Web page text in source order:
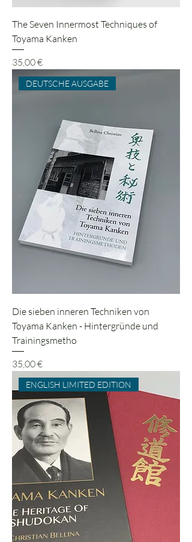
The Seven Innermost Techniques of
Toyama Kanken
Preis
35,00 €
DEUTSCHE AUSGABE
Die sieben inneren Techniken von
Toyama Kanken - Hintergründe und
Trainingsmetho
Preis
35,00 €
ENGLISH LIMITED EDITION